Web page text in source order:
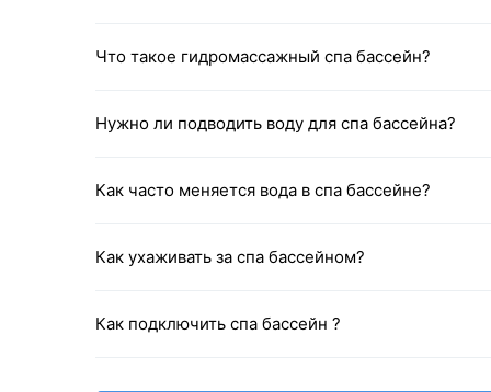
Что такое гидромассажный спа бассейн?
Нужно ли подводить воду для спа бассейна?
Как часто меняется вода в спа бассейне?
Как ухаживать за спа бассейном?
Как подключить спа бассейн ?